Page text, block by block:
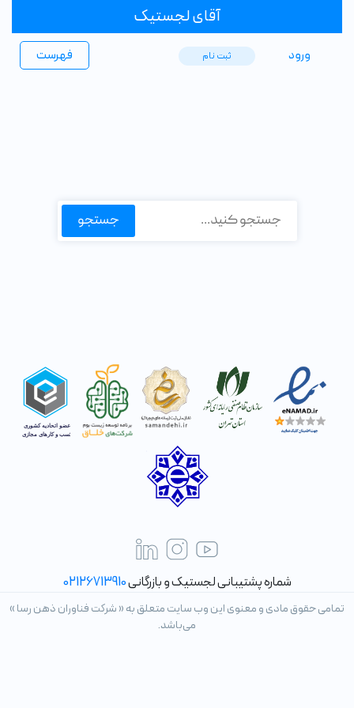
آقای لجستیک
فهرست ورود ثبت ‌نام
جستجو
شماره پشتیبانی لجستیک و بازرگانی02126713910
تمامی حقوق مادی و معنوی این وب سایت متعلق به « شرکت فناوران ذهن رسا »
می‌باشد.